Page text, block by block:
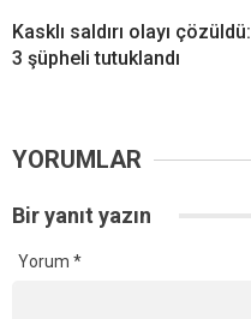
Kasklı saldırı olayı çözüldü:
3 şüpheli tutuklandı
YORUMLAR
Bir yanıt yazın
Yorum *